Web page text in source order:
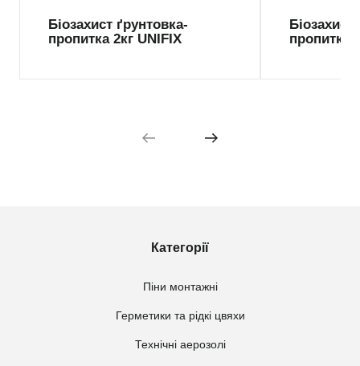
Біозахист ґрунтовка-
пропитка 2кг UNIFIX
Біозахист
пропитка
Категорії
Піни монтажні
Герметики та рідкі цвяхи
Технічні аерозолі